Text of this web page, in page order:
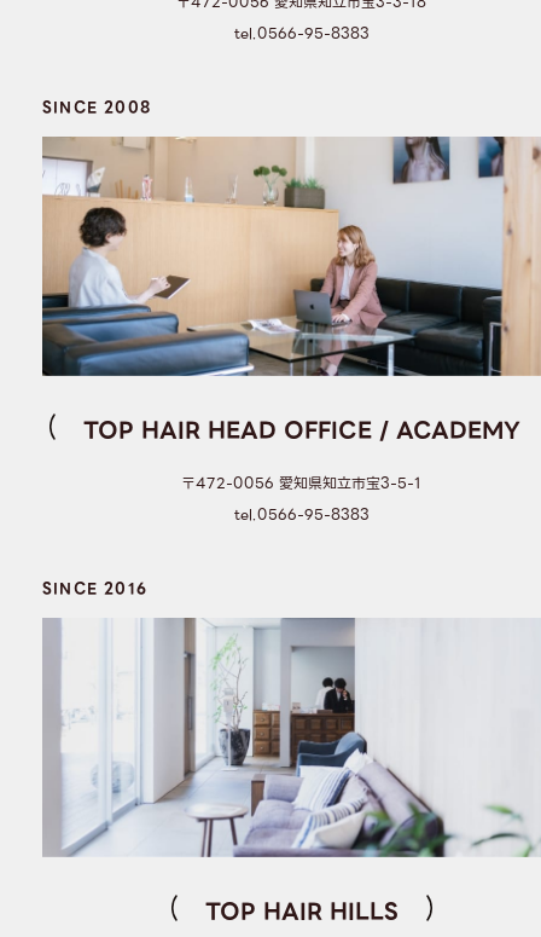
tel.0566-95-8383
SINCE 2008
TOP HAIR HEAD OFFICE / ACADEMY
〒472-0056 愛知県知立市宝3-5-1
tel.0566-95-8383
SINCE 2016
TOP HAIR HILLS